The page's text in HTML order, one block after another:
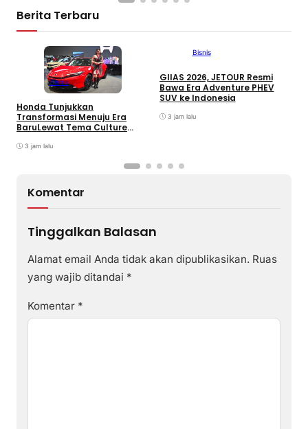
Berita Terbaru
Bisnis
Honda Tunjukkan
Transformasi Menuju Era
BaruLewat Tema Culture
3 jam lalu
Bisnis
GIIAS 2026, JETOUR Resmi
Bawa Era Adventure PHEV
SUV ke Indonesia
3 jam lalu
Komentar
Tinggalkan Balasan
Alamat email Anda tidak akan dipublikasikan. Ruas
yang wajib ditandai *
Komentar *